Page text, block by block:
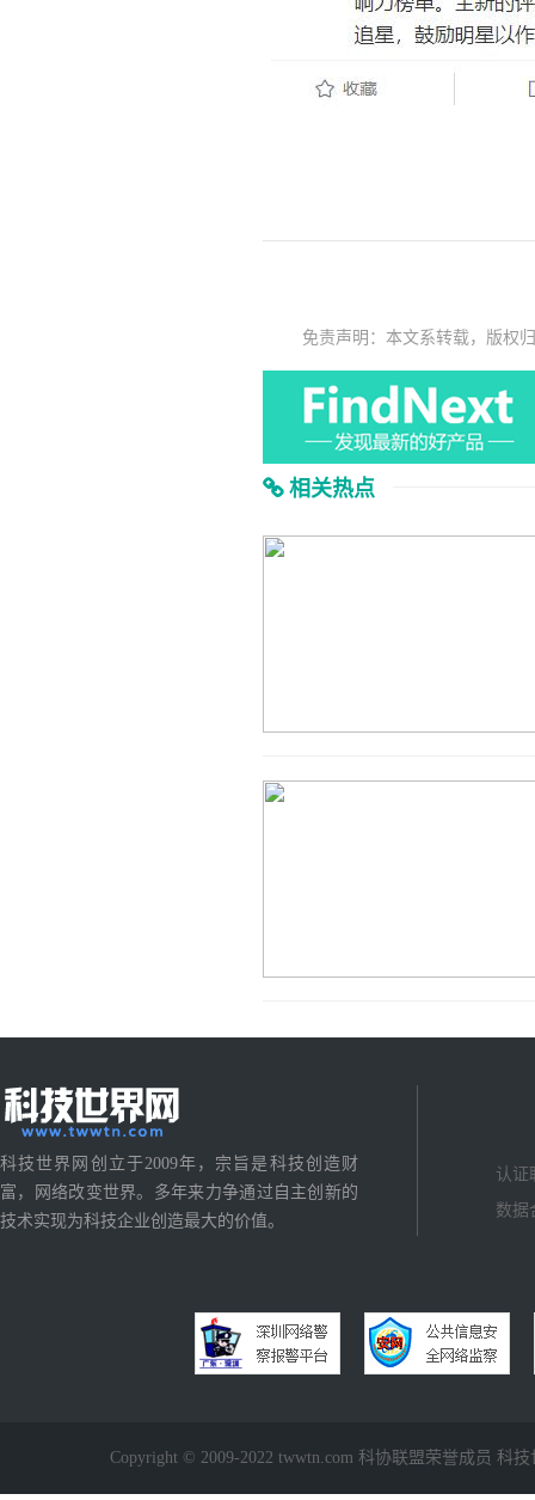
免责声明：本文系转载，版权
相关热点
科技世界网创立于2009年，宗旨是科技创造财
富，网络改变世界。多年来力争通过自主创新的
技术实现为科技企业创造最大的价值。
认证
数据
Copyright © 2009-2022 twwtn.com 科协联盟荣誉成员 科